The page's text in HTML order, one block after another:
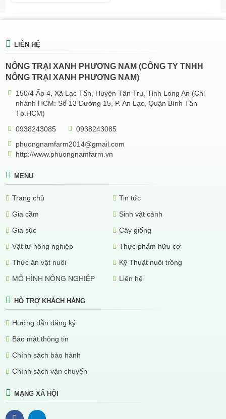
LIÊN HỆ
NÔNG TRẠI XANH PHƯƠNG NAM (CÔNG TY TNHH
NÔNG TRẠI XANH PHƯƠNG NAM)
150/4 Ấp 4, Xã Lạc Tấn, Huyện Tân Trụ, Tỉnh Long An (Chi
nhánh HCM: Số 13 Đường 15, P. An Lạc, Quận Bình Tân
Tp.HCM)
0938243085
0938243085
phuongnamfarm2014@gmail.com
http://www.phuongnamfarm.vn
MENU
Trang chủ
Tin tức
Gia cầm
Sinh vật cảnh
Gia súc
Cây giống
Vật tư nông nghiệp
Thực phẩm hữu cơ
Thức ăn vật nuôi
Kỹ Thuật nuôi trồng
MÔ HÌNH NÔNG NGHIỆP
Liên hệ
HỖ TRỢ KHÁCH HÀNG
Hướng dẫn đăng ký
Bảo mật thông tin
Chính sách bảo hành
Chính sách vận chuyển
MẠNG XÃ HỘI